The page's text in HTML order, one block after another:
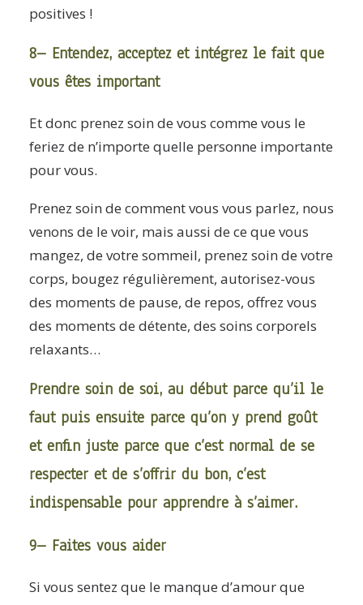
positives !
8– Entendez, acceptez et intégrez le fait que
vous êtes important
Et donc prenez soin de vous comme vous le
feriez de n’importe quelle personne importante
pour vous.
Prenez soin de comment vous vous parlez, nous
venons de le voir, mais aussi de ce que vous
mangez, de votre sommeil, prenez soin de votre
corps, bougez régulièrement, autorisez-vous
des moments de pause, de repos, offrez vous
des moments de détente, des soins corporels
relaxants…
Prendre soin de soi, au début parce qu’il le
faut puis ensuite parce qu’on y prend goût
et enfin juste parce que c’est normal de se
respecter et de s’offrir du bon, c’est
indispensable pour apprendre à s’aimer.
9– Faites vous aider
Si vous sentez que le manque d’amour que